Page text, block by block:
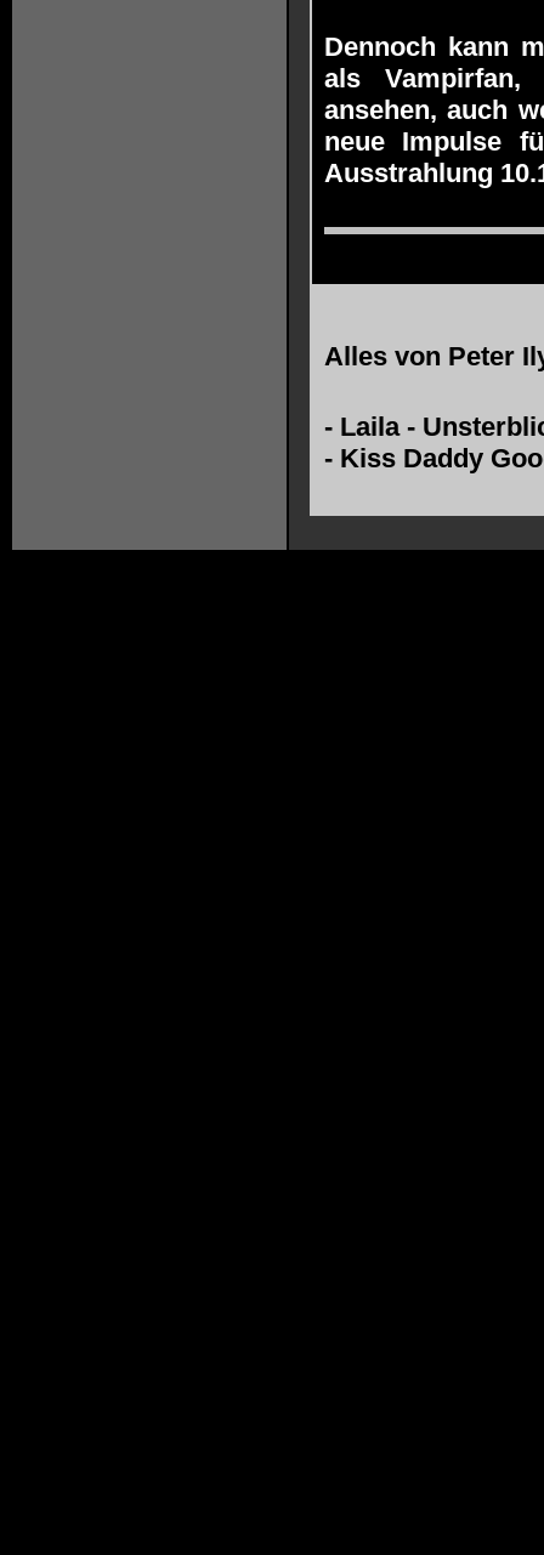
Dennoch kann
als
ansehen, auch
neue Impulse
Ausstrahlung
Alles von Peter
- Laila -
- Kiss Daddy